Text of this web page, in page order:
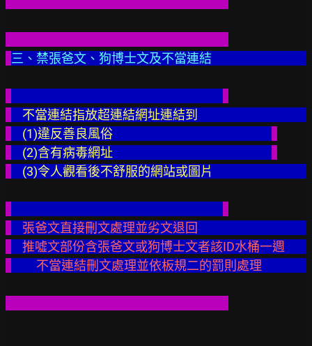
三、禁張爸文、狗博士文及不當連結
    (1)違反善良風俗
    (2)含有病毒網址
    (3)令人觀看後不舒服的網站或圖片
不當連結刪文處理並依板規二的罰則處理